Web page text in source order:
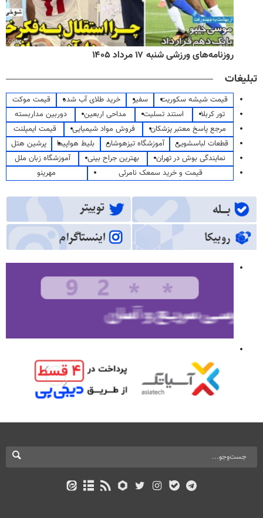
روزنامه‌های ورزشی شنبه ۱۷ مرداد ۱۴۰۵
تبلیغات
قیمت شیشه سکوریت سفیر خرید طلای آب شده
قیمت موکت
تور کربلا
استند تسلیت مداحی اربعین
دوربین مداربسته
مرجع پاسخ معتبر پزشکان
فروش مواد شیمیایی
قیمت ایمپلنت
قطعات لباسشویی
آموزشگاه تیزهوشان بلیط هواپیما
پرشین هتل
نمایندگی بوش در تهران
بهترین جراح بینی
آموزشگاه زبان ملل
قیمت و خرید سمعک نامرئی
مهرینو